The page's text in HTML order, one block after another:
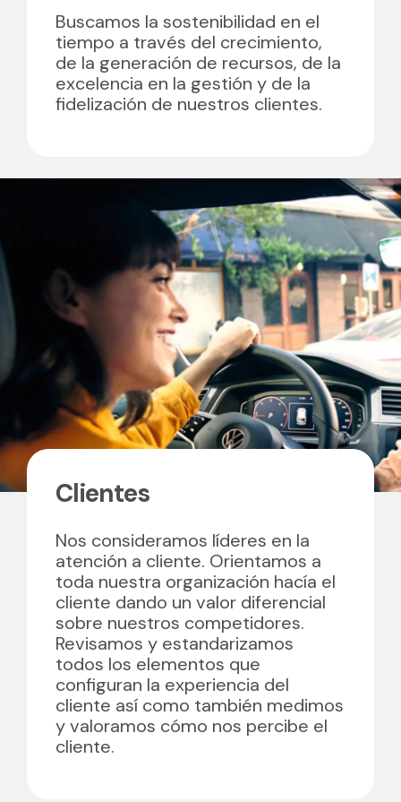
Buscamos la sostenibilidad en el
tiempo a través del crecimiento,
de la generación de recursos, de la
excelencia en la gestión y de la
fidelización de nuestros clientes.
Clientes
Nos consideramos líderes en la
atención a cliente. Orientamos a
toda nuestra organización hacía el
cliente dando un valor diferencial
sobre nuestros competidores.
Revisamos y estandarizamos
todos los elementos que
configuran la experiencia del
cliente así como también medimos
y valoramos cómo nos percibe el
cliente.